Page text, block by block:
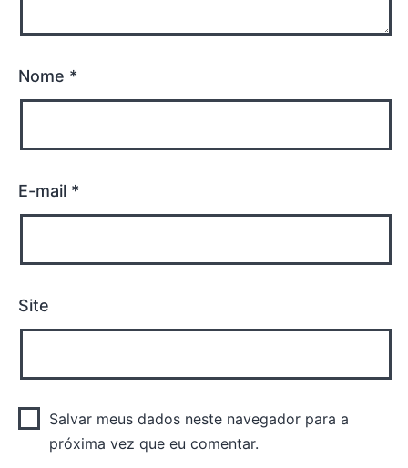
Nome *
E-mail *
Site
Salvar meus dados neste navegador para a
próxima vez que eu comentar.